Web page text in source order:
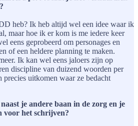
heb? Ik heb altijd wel een idee waar ik
maar hoe ik er kom is me iedere keer
eens geprobeerd om personages en
of een heldere planning te maken.
Ik kan wel eens jaloers zijn op
discipline van duizend woorden per
precies uitkomen waar ze bedacht
je andere baan in de zorg en je
voor het schrijven?